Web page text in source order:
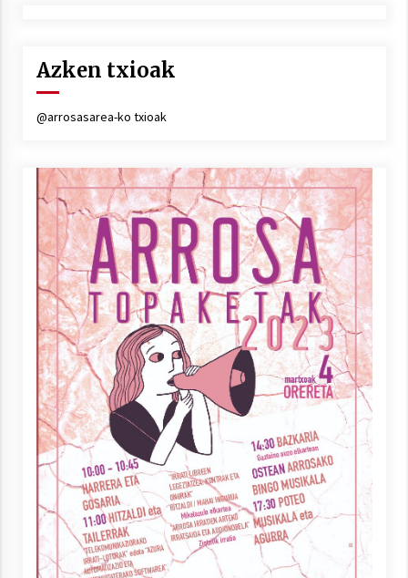
Azken txioak
@arrosasarea-ko txioak